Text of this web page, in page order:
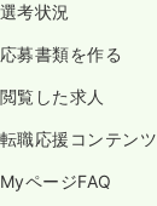
選考状況
応募書類を作る
閲覧した求人
転職応援コンテンツ
MyページFAQ